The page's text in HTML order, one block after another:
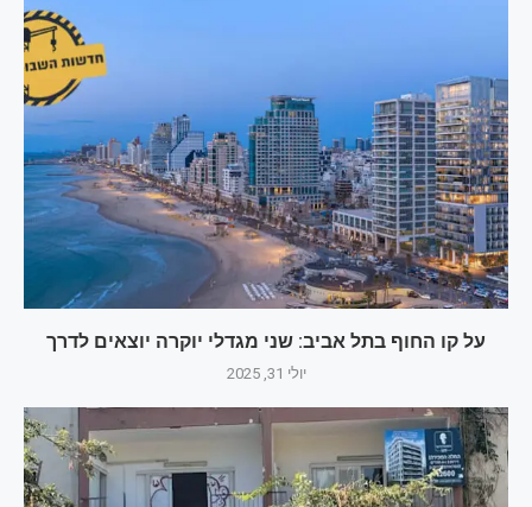
על קו החוף בתל אביב: שני מגדלי יוקרה יוצאים לדרך
יולי 31, 2025